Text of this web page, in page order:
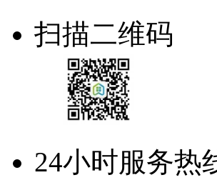
扫描二维码
24小时服务热